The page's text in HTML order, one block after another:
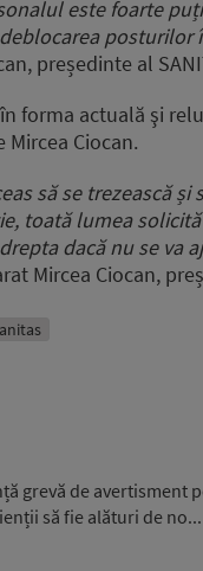
este foarte
deblocarea posturilor
președinte al
forma actuală şi
Mircea Ciocan.
să se trezească și
toată lumea
dacă nu se va
Mircea Ciocan,
grevă de avertisment
să fie alături de no...